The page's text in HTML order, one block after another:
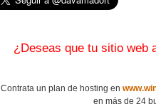
¿Deseas que tu sitio web
Contrata un plan de hosting en
en más de 24